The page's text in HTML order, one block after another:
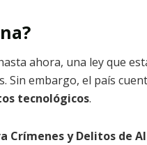
ahora, una ley que
Sin embargo, el país
tecnológicos.
Crímenes y Delitos de